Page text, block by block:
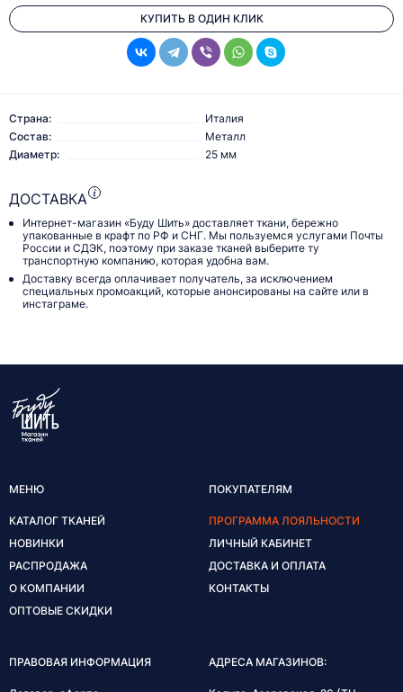
КУПИТЬ В ОДИН КЛИК
Страна:
Италия
Состав:
Металл
Диаметр:
25 мм
ДОСТАВКА
Интернет-магазин «Буду Шить» доставляет ткани, бережно
упакованные в крафт по РФ и СНГ. Мы пользуемся услугами Почты
России и СДЭК, поэтому при заказе тканей выберите ту
транспортную компанию, которая удобна вам.
Доставку всегда оплачивает получатель, за исключением
специальных промоакций, которые анонсированы на сайте или в
инстаграме.
МЕНЮ
КАТАЛОГ ТКАНЕЙ
НОВИНКИ
РАСПРОДАЖА
О КОМПАНИИ
ОПТОВЫЕ СКИДКИ
ПОКУПАТЕЛЯМ
ПРОГРАММА ЛОЯЛЬНОСТИ
ЛИЧНЫЙ КАБИНЕТ
ДОСТАВКА И ОПЛАТА
КОНТАКТЫ
ПРАВОВАЯ ИНФОРМАЦИЯ АДРЕСА МАГАЗИНОВ: